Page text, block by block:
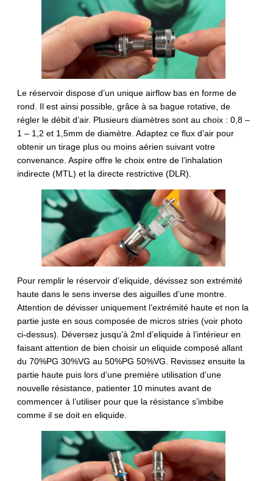
Le réservoir dispose d’un unique airflow bas en forme de
rond. Il est ainsi possible, grâce à sa bague rotative, de
régler le débit d’air. Plusieurs diamètres sont au choix : 0,8 –
1 – 1,2 et 1,5mm de diamètre. Adaptez ce flux d’air pour
obtenir un tirage plus ou moins aérien suivant votre
convenance. Aspire offre le choix entre de l’inhalation
indirecte (MTL) et la directe restrictive (DLR).
Pour remplir le réservoir d’eliquide, dévissez son extrémité
haute dans le sens inverse des aiguilles d’une montre.
Attention de dévisser uniquement l’extrémité haute et non la
partie juste en sous composée de micros stries (voir photo
ci-dessus). Déversez jusqu’à 2ml d’eliquide à l’intérieur en
faisant attention de bien choisir un eliquide composé allant
du 70%PG 30%VG au 50%PG 50%VG. Revissez ensuite la
partie haute puis lors d’une première utilisation d’une
nouvelle résistance, patienter 10 minutes avant de
commencer à l’utiliser pour que la résistance s’imbibe
comme il se doit en eliquide.